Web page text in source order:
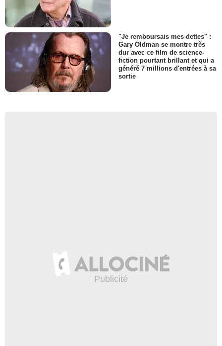
"Je remboursais mes dettes" :
Gary Oldman se montre très
dur avec ce film de science-
fiction pourtant brillant et qui a
généré 7 millions d'entrées à sa
sortie